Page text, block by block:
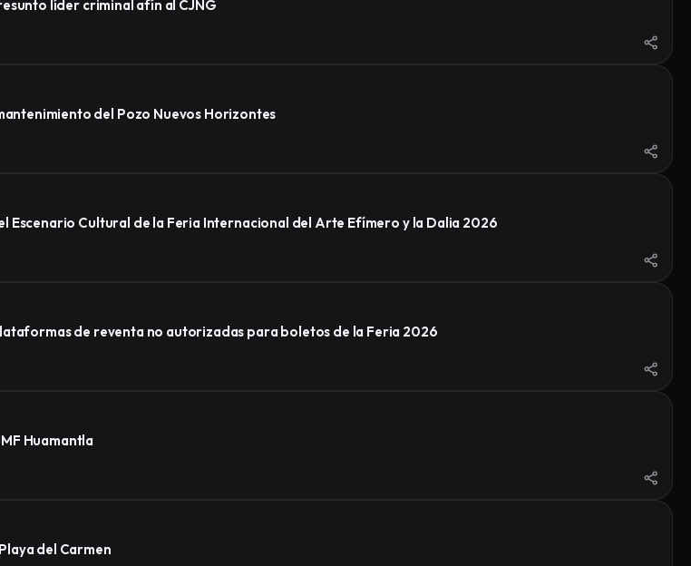
líder criminal afín al CJNG
del Pozo Nuevos Horizontes
Escenario Cultural de la Feria Internacional del Arte Efímero y la Dalia 2026
de reventa no autorizadas para boletos de la Feria 2026
Huamantla
del Carmen